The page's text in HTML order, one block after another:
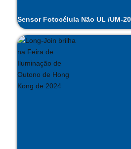
Sensor Fotocélula Não UL /UM-